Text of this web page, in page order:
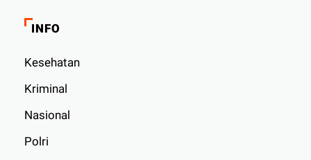
INFO
Kesehatan
Kriminal
Nasional
Polri